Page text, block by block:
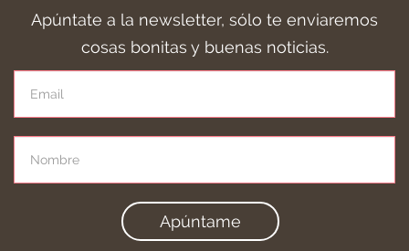
Apúntate a la newsletter, sólo te enviaremos
cosas bonitas y buenas noticias.
Apúntame